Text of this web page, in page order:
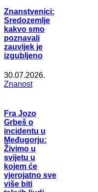
Znanstvenici:
Sredozemlje
kakvo smo
poznavali
zauvijek je
izgubljeno
30.07.2026.
Znanost
Fra Jozo
Grbeš o
incidentu u
Međugorju:
Živimo u
svijetu u
kojem će
vjerojatno sve
više biti